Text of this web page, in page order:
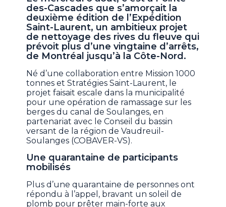
des-Cascades que s’amorçait la
deuxième édition de l’Expédition
Saint-Laurent, un ambitieux projet
de nettoyage des rives du fleuve qui
prévoit plus d’une vingtaine d’arrêts,
de Montréal jusqu’à la Côte-Nord.
Né d’une collaboration entre Mission 1000
tonnes et Stratégies Saint-Laurent, le
projet faisait escale dans la municipalité
pour une opération de ramassage sur les
berges du canal de Soulanges, en
partenariat avec le Conseil du bassin
versant de la région de Vaudreuil-
Soulanges (COBAVER-VS).
Une quarantaine de participants
mobilisés
Plus d’une quarantaine de personnes ont
répondu à l’appel, bravant un soleil de
plomb pour prêter main-forte aux